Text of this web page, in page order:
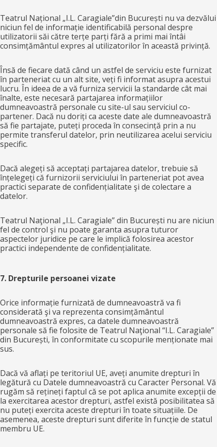
Teatrul Național „I.L. Caragiale”din București nu va dezvălui
niciun fel de informație identificabilă personal despre
utilizatorii săi către terțe parți fără a primi mai întâi
consimțământul expres al utilizatorilor în această privință.
Însă de fiecare dată când un astfel de serviciu este furnizat
în parteneriat cu un alt site, veți fi informat asupra acestui
lucru. În ideea de a vă furniza servicii la standarde cât mai
înalte, este necesară partajarea informațiilor
dumneavoastră personale cu site-ul sau serviciul co-
partener. Dacă nu doriți ca aceste date ale dumneavoastră
să fie partajate, puteți proceda în consecință prin a nu
permite transferul datelor, prin neutilizarea acelui serviciu
specific.
Dacă alegeți să acceptați partajarea datelor, trebuie să
înțelegeți că furnizorii serviciului în parteneriat pot avea
practici separate de confidențialitate şi de colectare a
datelor.
Teatrul Naţional „I.L. Caragiale” din București nu are niciun
fel de control şi nu poate garanta asupra tuturor
aspectelor juridice pe care le implică folosirea acestor
practici independente de confidențialitate.
7. Drepturile persoanei vizate
Orice informație furnizată de dumneavoastră va fi
considerată şi va reprezenta consimțământul
dumneavoastră expres, ca datele dumneavoastră
personale să fie folosite de Teatrul Naţional “I.L. Caragiale”
din București, în conformitate cu scopurile menționate mai
sus.
Dacă vă aflați pe teritoriul UE, aveți anumite drepturi în
legătură cu Datele dumneavoastră cu Caracter Personal. Vă
rugăm să rețineți faptul că se pot aplica anumite excepții de
la exercitarea acestor drepturi, astfel există posibilitatea să
nu puteți exercita aceste drepturi în toate situațiile. De
asemenea, aceste drepturi sunt diferite în funcție de statul
membru UE.